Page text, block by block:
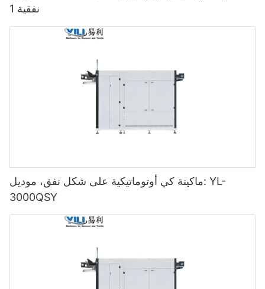
نفقية 1
ماكينة كي أوتوماتيكية على شكل نفق، موديل: YL-
3000QSY